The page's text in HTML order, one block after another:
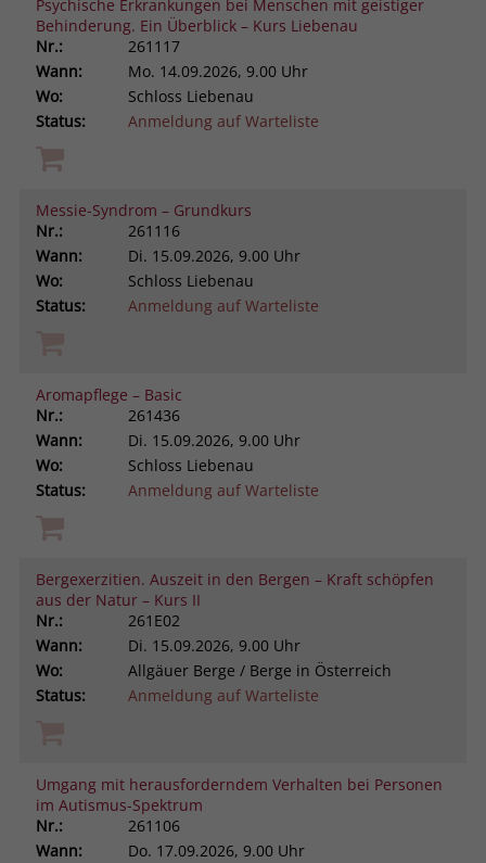
Psychische Erkrankungen bei Menschen mit geistiger
Behinderung. Ein Überblick – Kurs Liebenau
Nr.:
261117
Wann:
Mo. 14.09.2026, 9.00 Uhr
Wo:
Schloss Liebenau
Status:
Anmeldung auf Warteliste
Messie-Syndrom – Grundkurs
Nr.:
261116
Wann:
Di. 15.09.2026, 9.00 Uhr
Wo:
Schloss Liebenau
Status:
Anmeldung auf Warteliste
Aromapflege – Basic
Nr.:
261436
Wann:
Di. 15.09.2026, 9.00 Uhr
Wo:
Schloss Liebenau
Status:
Anmeldung auf Warteliste
Bergexerzitien. Auszeit in den Bergen – Kraft schöpfen
aus der Natur – Kurs II
Nr.:
261E02
Wann:
Di. 15.09.2026, 9.00 Uhr
Wo:
Allgäuer Berge / Berge in Österreich
Status:
Anmeldung auf Warteliste
Umgang mit herausforderndem Verhalten bei Personen
im Autismus-Spektrum
Nr.:
261106
Wann:
Do. 17.09.2026, 9.00 Uhr